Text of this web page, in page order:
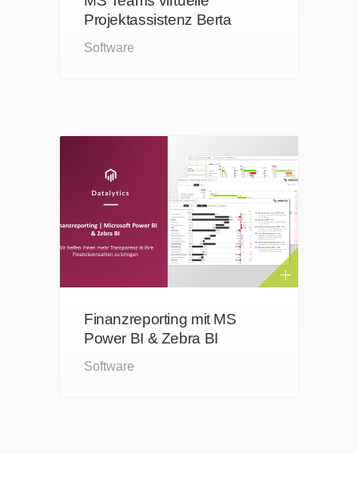
Projektassistenz Berta
Software
Finanzreporting mit MS
Power BI & Zebra BI
Software